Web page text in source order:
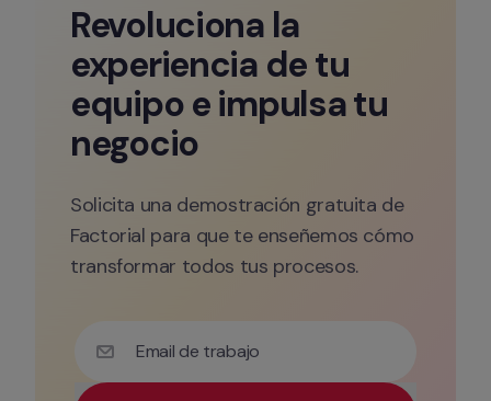
Revoluciona la
experiencia de tu
equipo e impulsa tu
negocio
Solicita una demostración gratuita de
Factorial para que te enseñemos cómo
transformar todos tus procesos.
Email de trabajo